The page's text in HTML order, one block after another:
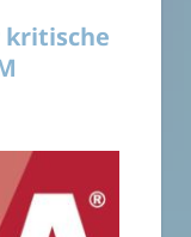
kritische